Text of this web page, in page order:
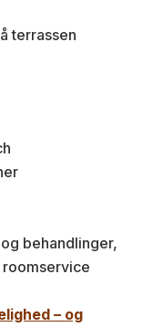
terrassen
behandlinger,
roomservice
– og